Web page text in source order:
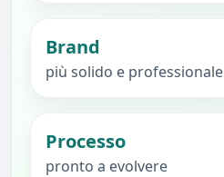
Brand
più solido e professionale
Processo
pronto a evolvere